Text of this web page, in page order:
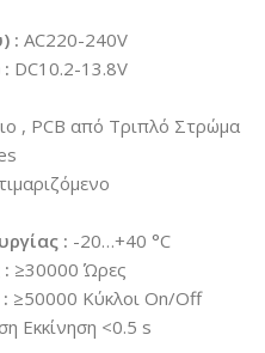
: AC220-240V
DC10.2-13.8V
, PCB από Τριπλό Στρώμα
: -20…+40 °C
≥30000 Ώρες
≥50000 Κύκλοι On/Off
Εκκίνηση <0.5 s